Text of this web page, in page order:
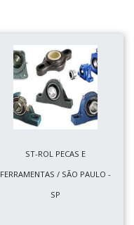
ST-ROL PECAS E
FERRAMENTAS / SÃO PAULO -
SP